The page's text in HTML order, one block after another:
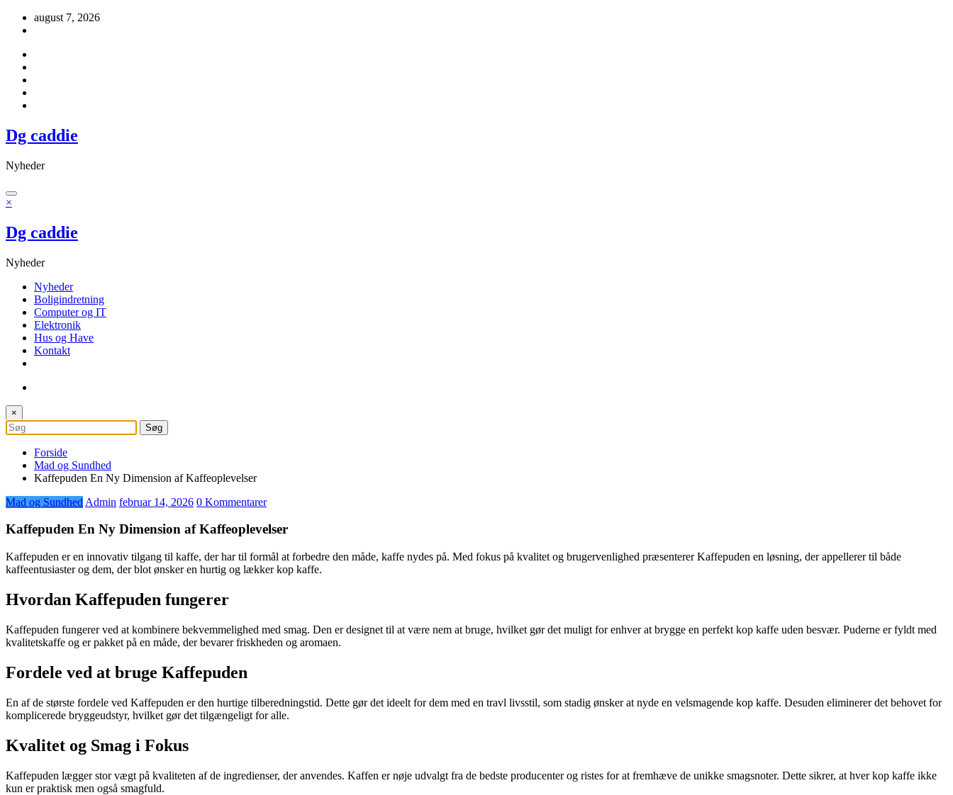
Videreaugust 7, 2026
Dg caddie
Nyheder
×
Dg caddie
Nyheder
Nyheder
Boligindretning
Computer og IT
Elektronik
Hus og Have
Kontakt
×
Forside
Mad og Sundhed
Kaffepuden En Ny Dimension af Kaffeoplevelser
Mad og Sundhed Admin februar 14, 2026 0 Kommentarer
Kaffepuden En Ny Dimension af Kaffeoplevelser
Kaffepuden er en innovativ tilgang til kaffe, der har til formål at forbedre den måde, kaffe nydes på. Med fokus på kvalitet og brugervenlighed præsenterer Kaffepuden en løsning, der appellerer til både
kaffeentusiaster og dem, der blot ønsker en hurtig og lækker kop kaffe.
Hvordan Kaffepuden fungerer
Kaffepuden fungerer ved at kombinere bekvemmelighed med smag. Den er designet til at være nem at bruge, hvilket gør det muligt for enhver at brygge en perfekt kop kaffe uden besvær. Puderne er fyldt med
kvalitetskaffe og er pakket på en måde, der bevarer friskheden og aromaen.
Fordele ved at bruge Kaffepuden
En af de største fordele ved Kaffepuden er den hurtige tilberedningstid. Dette gør det ideelt for dem med en travl livsstil, som stadig ønsker at nyde en velsmagende kop kaffe. Desuden eliminerer det behovet for
komplicerede bryggeudstyr, hvilket gør det tilgængeligt for alle.
Kvalitet og Smag i Fokus
Kaffepuden lægger stor vægt på kvaliteten af de ingredienser, der anvendes. Kaffen er nøje udvalgt fra de bedste producenter og ristes for at fremhæve de unikke smagsnoter. Dette sikrer, at hver kop kaffe ikke
kun er praktisk men også smagfuld.